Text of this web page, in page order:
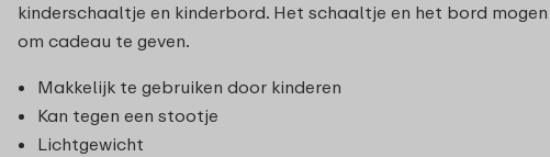
kinderschaaltje en kinderbord. Het schaaltje en het bord
om cadeau te geven.
Makkelijk te gebruiken door kinderen
Kan tegen een stootje
Lichtgewicht